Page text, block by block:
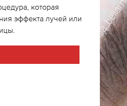
которая
эффекта лучей или